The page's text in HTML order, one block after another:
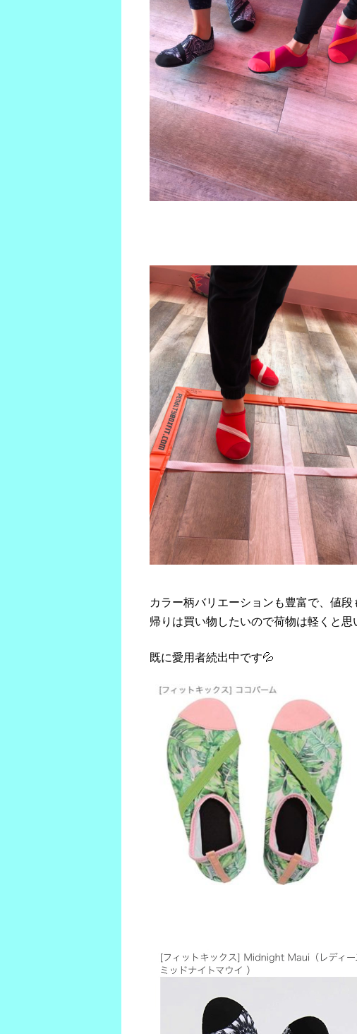
カラー柄バリエーションも豊富で、値段
帰りは買い物したいので荷物は軽くと思
既に愛用者続出中です💦